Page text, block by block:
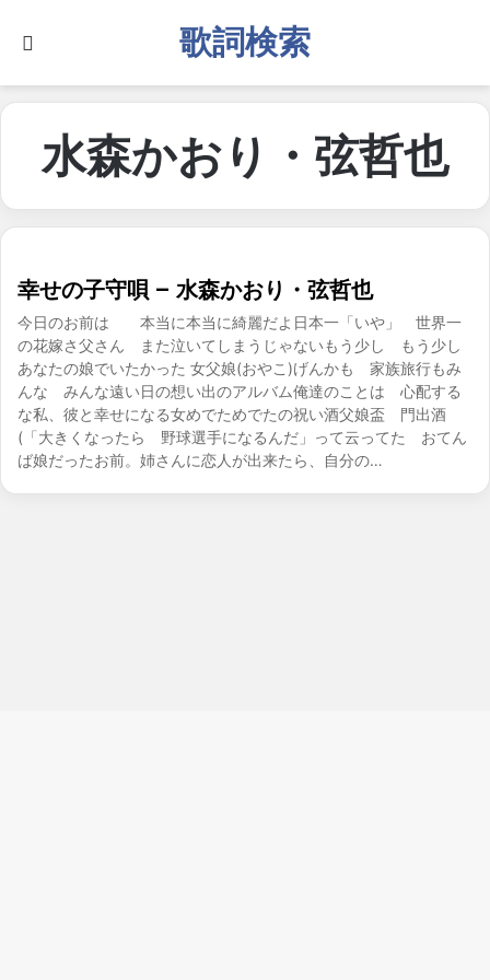
歌詞検索
水森かおり・弦哲也
幸せの子守唄 – 水森かおり・弦哲也
今日のお前は 本当に本当に綺麗だよ日本一「いや」 世界一
の花嫁さ父さん また泣いてしまうじゃないもう少し もう少し
あなたの娘でいたかった 女父娘(おやこ)げんかも 家族旅行もみ
んな みんな遠い日の想い出のアルバム俺達のことは 心配する
な私、彼と幸せになる女めでためでたの祝い酒父娘盃 門出酒
(「大きくなったら 野球選手になるんだ」って云ってた おてん
ば娘だったお前。姉さんに恋人が出来たら、自分の…